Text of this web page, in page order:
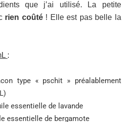
que j’ai utilisé. La petite
rien coûté! Elle est pas belle la
:
type « pschit » préalablement
essentielle de lavande
essentielle de bergamote